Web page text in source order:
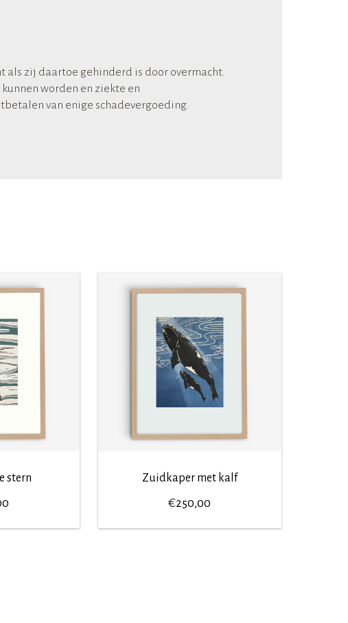
als zij daartoe gehinderd is door overmacht.
worden en ziekte en
van enige schadevergoeding.
stern Zuidkaper met kalf
€250,00